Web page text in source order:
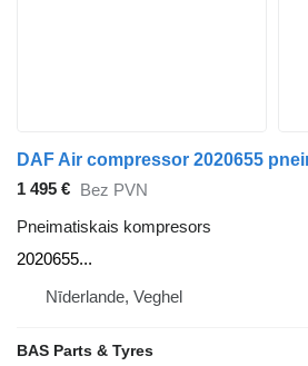
1 495 € Bez PVN
Pneimatiskais kompresors
2020655...
Nīderlande, Veghel
BAS Parts & Tyres